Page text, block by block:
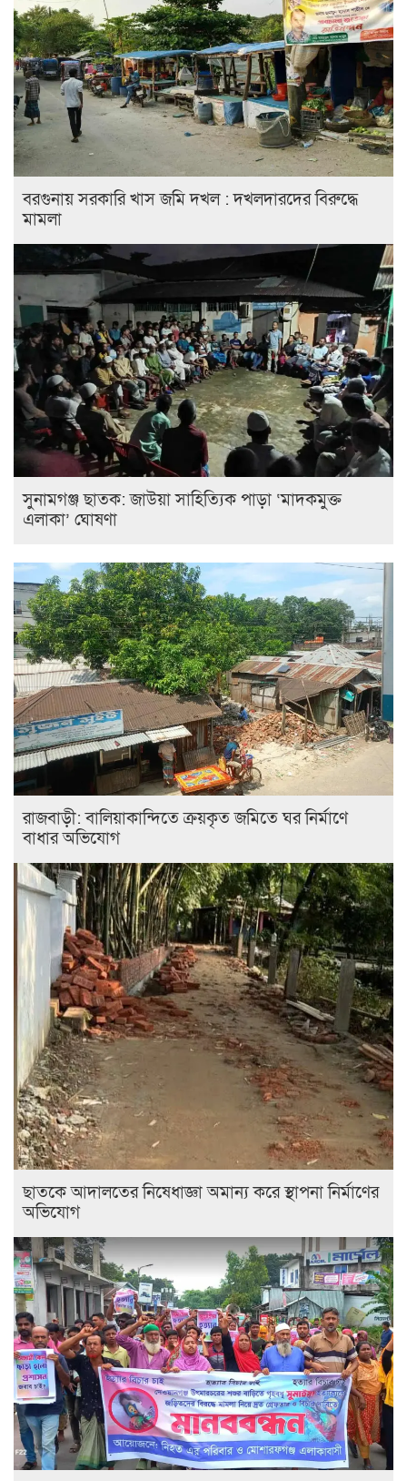
বরগুনায় সরকারি খাস জমি দখল : দখলদারদের বিরুদ্ধে
মামলা
সুনামগঞ্জ ছাতক: জাউয়া সাহিত্যিক পাড়া ‘মাদকমুক্ত
এলাকা’ ঘোষণা
রাজবাড়ী: বালিয়াকান্দিতে ক্রয়কৃত জমিতে ঘর নির্মাণে
বাধার অভিযোগ
ছাতকে আদালতের নিষেধাজ্ঞা অমান্য করে স্থাপনা নির্মাণের
অভিযোগ